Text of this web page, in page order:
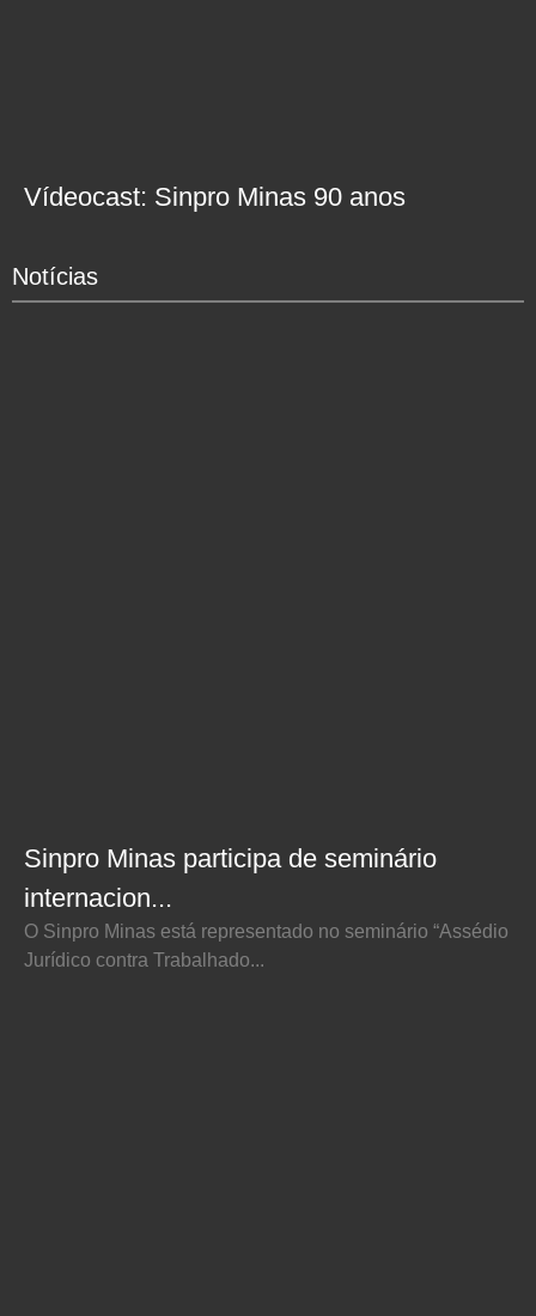
Vídeocast: Sinpro Minas 90 anos
Notícias
Sinpro Minas participa de seminário
internacion...
O Sinpro Minas está representado no seminário “Assédio
Jurídico contra Trabalhado...